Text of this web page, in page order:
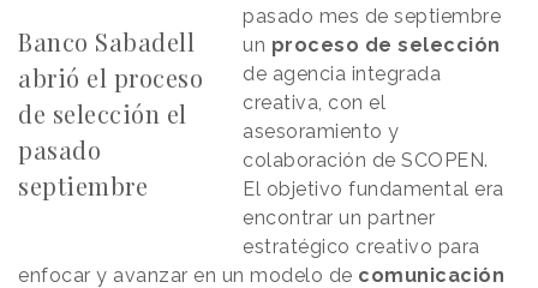
Banco Sabadell
abrió el proceso
de selección el
pasado
septiembre
pasado mes de septiembre
un proceso de selección
de agencia integrada
creativa, con el
asesoramiento y
colaboración de SCOPEN.
El objetivo fundamental era
encontrar un partner
estratégico creativo para
enfocar y avanzar en un modelo de comunicación